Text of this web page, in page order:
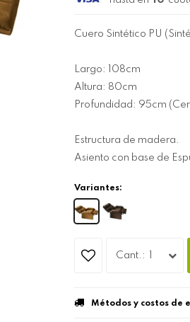
Cuero Sintético PU
Largo: 108cm
Altura: 80cm
Profundidad: 95cm
Estructura de madera.
Asiento con base de
Variantes:
Métodos y costos de